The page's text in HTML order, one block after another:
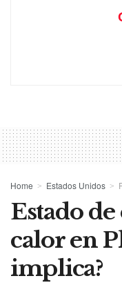
Home Estados Unidos
Estado
calor en
implica?